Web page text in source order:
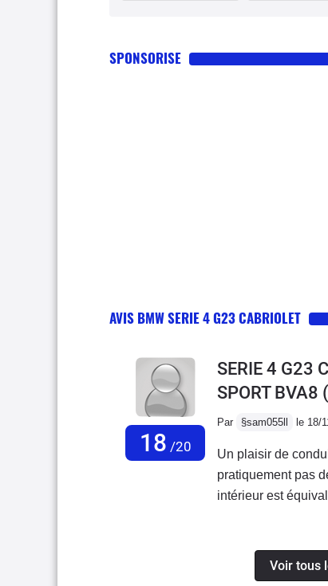
SPONSORISE
AVIS BMW SERIE 4 G23 CABRIOLET
18 /20
SERIE 4 G23
SPORT BVA8
Par §sam055ll le 18/
Un plaisir de
pratiquement pas
intérieur est
goût.La taille du
vacances
Voir tous